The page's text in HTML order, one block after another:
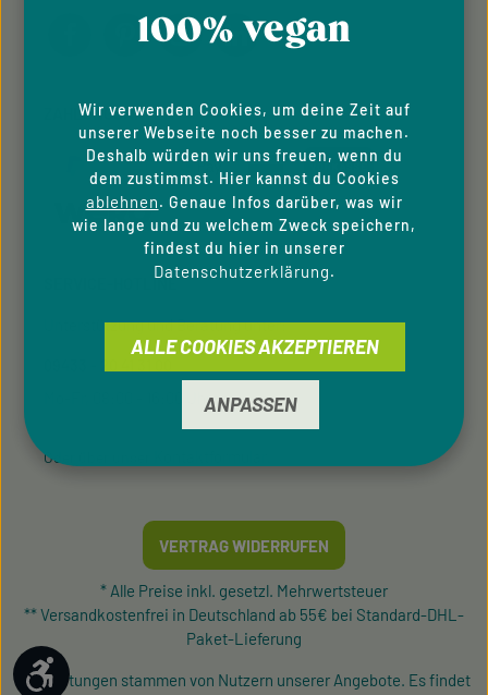
ZAHLUNGSARTEN
SERVICE-HOTLINE
Unterstützung und Beratung unter:
Mo-Fr, 08:00 - 16:00 Uhr
Oder über unser
VERTRAG WIDERRUFEN
* Alle Preise inkl. gesetzl. Mehrwertsteuer
** Versandkostenfrei in Deutschland ab 55€ bei Standard-DHL-
Paket-Lieferung
¹ Bewertungen stammen von Nutzern unserer Angebote. Es findet
Werkzeugleiste anzeigen
100% vegan
Wir verwenden Cookies, um deine Zeit auf
unserer Webseite noch besser zu machen.
Deshalb würden wir uns freuen, wenn du
dem zustimmst. Hier kannst du Cookies
ablehnen. Genaue Infos darüber, was wir
wie lange und zu welchem Zweck speichern,
findest du hier in unserer
Datenschutzerklärung.
ANPASSEN
ALLE COOKIES AKZEPTIEREN